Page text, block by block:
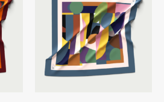
preço:
R$ 49,90
através
R$ 65,00
preço:
R$
R$